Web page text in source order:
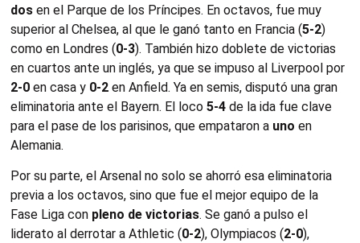
dos en el Parque de los Príncipes. En octavos, fue muy
superior al Chelsea, al que le ganó tanto en Francia (5-2)
como en Londres (0-3). También hizo doblete de victorias
en cuartos ante un inglés, ya que se impuso al Liverpool por
2-0 en casa y 0-2 en Anfield. Ya en semis, disputó una gran
eliminatoria ante el Bayern. El loco 5-4 de la ida fue clave
para el pase de los parisinos, que empataron a uno en
Alemania.
Por su parte, el Arsenal no solo se ahorró esa eliminatoria
previa a los octavos, sino que fue el mejor equipo de la
Fase Liga con pleno de victorias. Se ganó a pulso el
liderato al derrotar a Athletic (0-2), Olympiacos (2-0),